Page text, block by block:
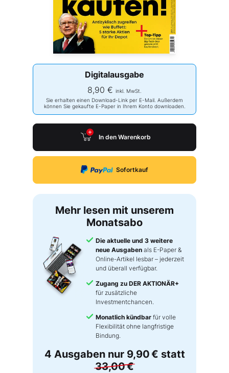
Digitalausgabe
8,90 € inkl. MwSt.
Sie erhalten einen Download-Link per E-Mail. Außerdem
können Sie gekaufte E-Paper in Ihrem Konto downloaden.
In den Warenkorb
Sofortkauf
Mehr lesen mit unserem
Monatsabo
Die aktuelle und 3 weitere
neue Ausgaben als E-Paper &
Online-Artikel lesbar – jederzeit
und überall verfügbar.
Zugang zu DER AKTIONÄR+
für zusätzliche
Investmentchancen.
Monatlich kündbar für volle
Flexibilität ohne langfristige
Bindung.
4 Ausgaben nur 9,90 € statt
33,00 €